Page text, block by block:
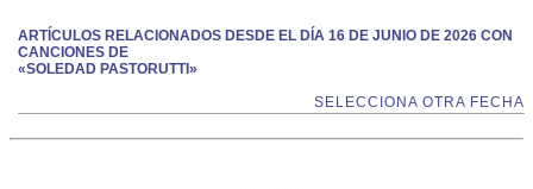
ARTÍCULOS RELACIONADOS DESDE EL DÍA 16 DE JUNIO DE 2026 CON
CANCIONES DE
«SOLEDAD PASTORUTTI»
SELECCIONA OTRA FECHA